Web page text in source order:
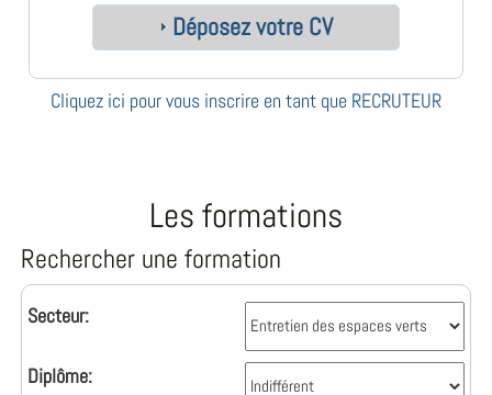
Déposez votre CV
Cliquez ici pour vous inscrire en tant que RECRUTEUR
Les formations
Rechercher une formation
Secteur:
Diplôme: